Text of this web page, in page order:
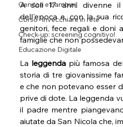
Genitori e bambini!
Corso "Invecchiare in rete"
Check-up: screening cognitivo!
Educazione Digitale
A soli 17 anni divenne
dell'epoca e, con la sua
genitori, fece regali e doni
famiglie che non
La leggenda più famosa
storia di tre giovanissime
e che non potevano esser
prive di dote. La leggenda
il padre mentre
aiutate da San Nicola che,